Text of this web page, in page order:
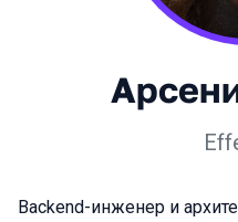
Backend-инженер и